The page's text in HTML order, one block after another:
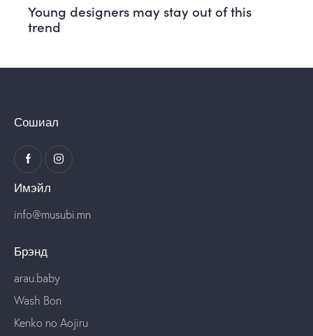
Young designers may stay out of this
trend
Сошиал
Имэйл
info@musubi.mn
Брэнд
arau.baby
Wash Bon
Kenko no Aojiru